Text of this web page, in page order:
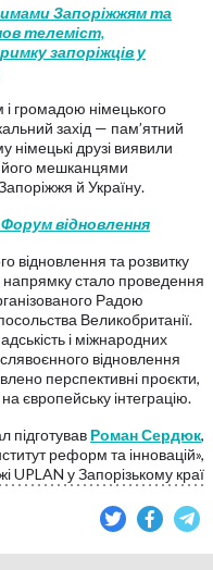
Запоріжжям та
телеміст,
запоріжців у
і громадою німецького
захід — пам’ятний
німецькі друзі виявили
його мешканцями
й Україну.
відновлення
відновлення та розвитку
стало проведення
Радою
Великобританії.
і міжнародних
відновлення
перспективні проєкти,
європейську інтеграцію.
підготував Роман Сердюк,
реформ та інновацій»,
UPLAN у Запорізькому краї